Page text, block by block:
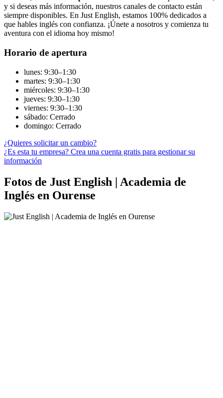
y si deseas más información, nuestros canales de contacto están
siempre disponibles. En Just English, estamos 100% dedicados a
que hables inglés con confianza. ¡Únete a nosotros y comienza tu
aventura con el idioma hoy mismo!
Horario de apertura
lunes: 9:30–1:30
martes: 9:30–1:30
miércoles: 9:30–1:30
jueves: 9:30–1:30
viernes: 9:30–1:30
sábado: Cerrado
domingo: Cerrado
¿Quieres solicitar un cambio?
¿Es esta tu empresa? Crea una cuenta gratis para gestionar su
información
Fotos de Just English | Academia de
Inglés en Ourense